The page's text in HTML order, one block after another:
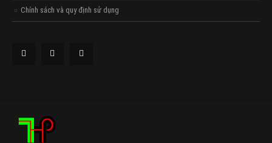
Chính sách và quy định sử dụng